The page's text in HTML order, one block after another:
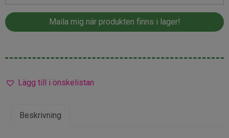
Lägg till i önskelistan
Beskrivning